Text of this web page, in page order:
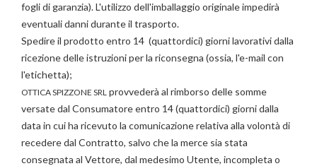
fogli di garanzia). L'utilizzo dell'imballaggio originale impedirà
eventuali danni durante il trasporto.
Spedire il prodotto entro 14 (quattordici) giorni lavorativi dalla
ricezione delle istruzioni per la riconsegna (ossia, l'e-mail con
l'etichetta);
OTTICA SPIZZONE SRL provvederà al rimborso delle somme
versate dal Consumatore entro 14 (quattordici) giorni dalla
data in cui ha ricevuto la comunicazione relativa alla volontà di
recedere dal Contratto, salvo che la merce sia stata
consegnata al Vettore, dal medesimo Utente, incompleta o